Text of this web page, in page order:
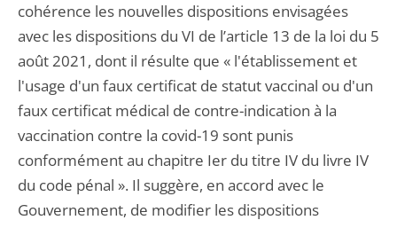
cohérence les nouvelles dispositions envisagées
avec les dispositions du VI de l’article 13 de la loi du 5
août 2021, dont il résulte que « l'établissement et
l'usage d'un faux certificat de statut vaccinal ou d'un
faux certificat médical de contre-indication à la
vaccination contre la covid-19 sont punis
conformément au chapitre Ier du titre IV du livre IV
du code pénal ». Il suggère, en accord avec le
Gouvernement, de modifier les dispositions